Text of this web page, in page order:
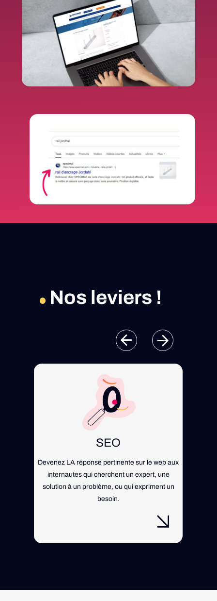
Nos leviers !
SEO
Devenez LA réponse pertinente sur le web aux
internautes qui cherchent un expert, une
solution à un problème, ou qui expriment un
besoin.